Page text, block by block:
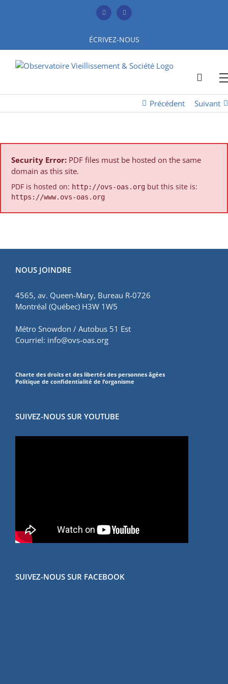
FacebookYouTube
ÉCRIVEZ-NOUS
Précédent Suivant
Security Error: PDF files must be hosted on the same
domain as this site.
PDF is hosted on: http://ovs-oas.org but this site is:
https://www.ovs-oas.org
NOUS JOINDRE
4565, av. Queen-Mary, Bureau R-0726
Montréal (Québec) H3W 1W5
Métro Snowdon / Autobus 51 Est
Courriel: info@ovs-oas.org
Charte des droits et des libertés des personnes âgées
Politique de confidentialité de l’organisme
SUIVEZ-NOUS SUR YOUTUBE
SUIVEZ-NOUS SUR FACEBOOK